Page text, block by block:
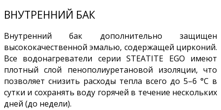
ВНУТРЕННИЙ БАК
Внутренний бак дополнительно защищен
высококачественной эмалью, содержащей цирконий.
Все водонагреватели серии STEATITE EGO имеют
плотный слой пенополиуретановой изоляции, что
позволяет снизить расходы тепла всего до 5–6 °С в
сутки и сохранять воду горячей в течение нескольких
дней (до недели).